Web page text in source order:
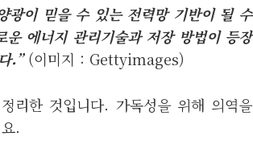
광이 믿을 수 있는 전력망 기반이 될 수
에너지 관리기술과 저장 방법이 등장
.”(이미지 : Gettyimages)
한 것입니다. 가독성을 위해 의역을
.